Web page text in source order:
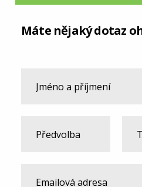
Máte nějaký dotaz